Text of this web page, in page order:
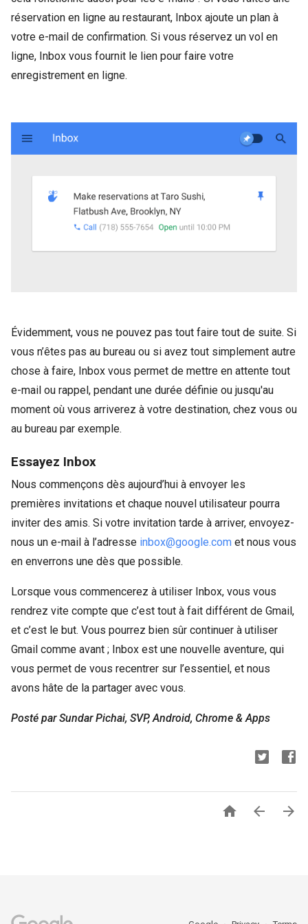
réservation en ligne au restaurant, Inbox ajoute un plan à
votre e-mail de confirmation. Si vous réservez un vol en
ligne, Inbox vous fournit le lien pour faire votre
enregistrement en ligne.
Évidemment, vous ne pouvez pas tout faire tout de suite. Si
vous n’êtes pas au bureau ou si avez tout simplement autre
chose à faire, Inbox vous permet de mettre en attente tout
e-mail ou rappel, pendant une durée définie ou jusqu'au
moment où vous arriverez à votre destination, chez vous ou
au bureau par exemple.
Essayez Inbox
Nous commençons dès aujourd’hui à envoyer les
premières invitations et chaque nouvel utilisateur pourra
inviter des amis. Si votre invitation tarde à arriver, envoyez-
nous un e-mail à l’adresse inbox@google.com et nous vous
en enverrons une dès que possible.
Lorsque vous commencerez à utiliser Inbox, vous vous
rendrez vite compte que c’est tout à fait différent de Gmail,
et c’est le but. Vous pourrez bien sûr continuer à utiliser
Gmail comme avant ; Inbox est une nouvelle aventure, qui
vous permet de vous recentrer sur l’essentiel, et nous
avons hâte de la partager avec vous.
Posté par Sundar Pichai, SVP, Android, Chrome & Apps
  